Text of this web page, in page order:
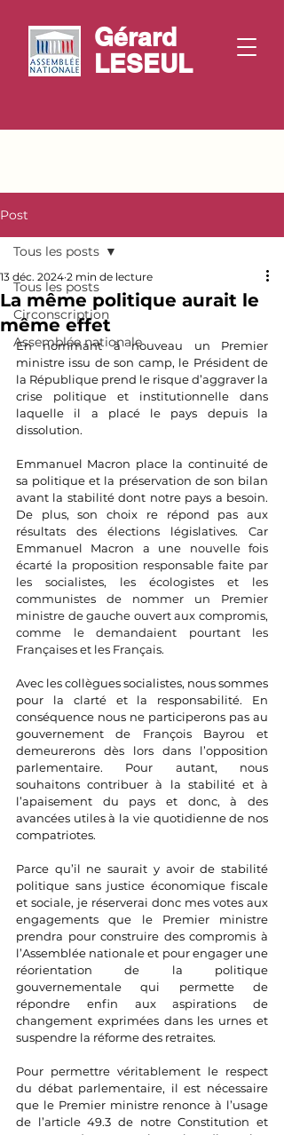
Gérard
LESEUL
Post
Tous les posts
Circonscription
Assemblée nationale
Tous les posts
La même politique aurait le
même effet
13 déc. 2024 2 min de lecture
En nommant à nouveau un Premier
ministre issu de son camp, le Président de
la République prend le risque d’aggraver la
crise politique et institutionnelle dans
laquelle il a placé le pays depuis la
dissolution.
Emmanuel Macron place la continuité de
sa politique et la préservation de son bilan
avant la stabilité dont notre pays a besoin.
De plus, son choix re répond pas aux
résultats des élections législatives. Car
Emmanuel Macron a une nouvelle fois
écarté la proposition responsable faite par
les socialistes, les écologistes et les
communistes de nommer un Premier
ministre de gauche ouvert aux compromis,
comme le demandaient pourtant les
Françaises et les Français.
Avec les collègues socialistes, nous sommes
pour la clarté et la responsabilité. En
conséquence nous ne participerons pas au
gouvernement de François Bayrou et
demeurerons dès lors dans l’opposition
parlementaire. Pour autant, nous
souhaitons contribuer à la stabilité et à
l’apaisement du pays et donc, à des
avancées utiles à la vie quotidienne de nos
compatriotes.
Parce qu’il ne saurait y avoir de stabilité
politique sans justice économique fiscale
et sociale, je réserverai donc mes votes aux
engagements que le Premier ministre
prendra pour construire des compromis à
l’Assemblée nationale et pour engager une
réorientation de la politique
gouvernementale qui permette de
répondre enfin aux aspirations de
changement exprimées dans les urnes et
suspendre la réforme des retraites.
Pour permettre véritablement le respect
du débat parlementaire, il est nécessaire
que le Premier ministre renonce à l’usage
de l’article 49.3 de notre Constitution et